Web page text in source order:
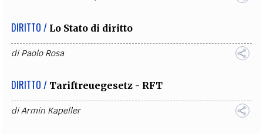
DIRITTO / Lo Stato di diritto
diPaolo Rosa
DIRITTO / Tariftreuegesetz - RFT
diArmin Kapeller